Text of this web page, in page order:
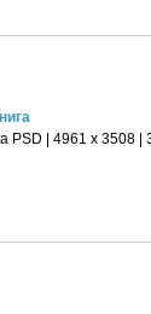
PSD | 4961 х 3508 |